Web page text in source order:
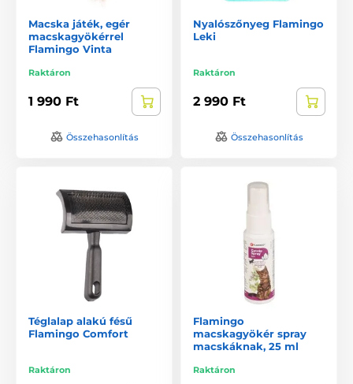
Macska játék, egér
macskagyökérrel
Flamingo Vinta
Raktáron
1 990 Ft
Összehasonlítás
Nyalószőnyeg Flamingo
Leki
Raktáron
2 990 Ft
Összehasonlítás
Téglalap alakú fésű
Flamingo Comfort
Raktáron
Flamingo
macskagyökér spray
macskáknak, 25 ml
Raktáron